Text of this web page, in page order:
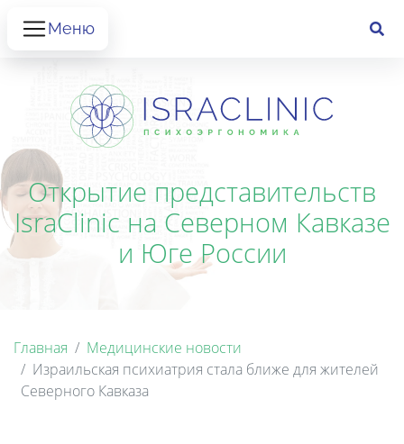
Меню
Открытие представительств
IsraClinic на Северном Кавказе
и Юге России
Главная
Медицинские новости
Израильская психиатрия стала ближе для жителей
Северного Кавказа